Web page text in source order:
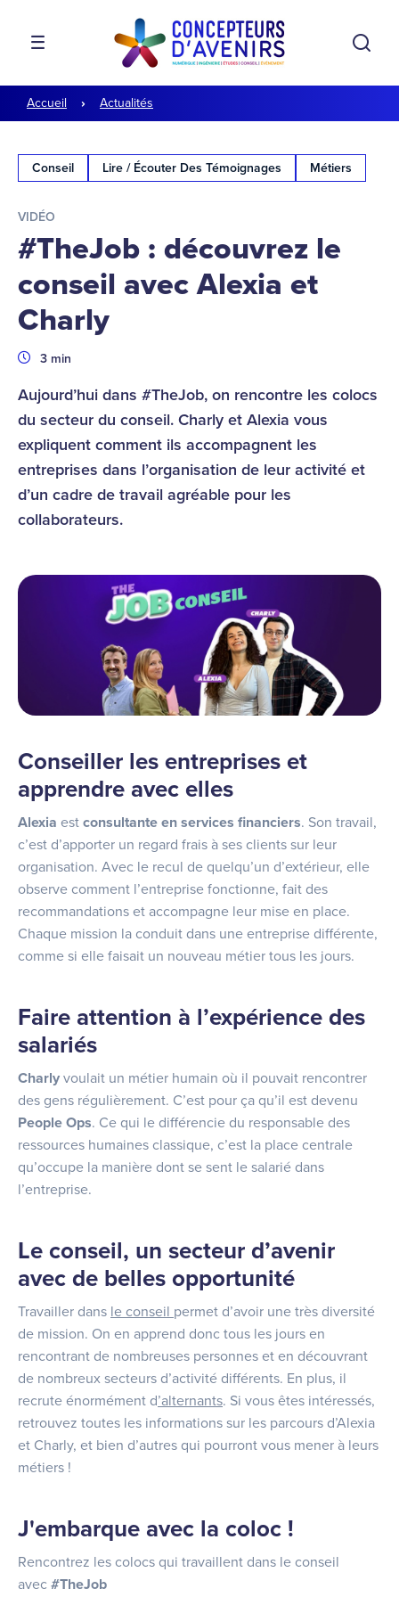
Aller au contenu
Aller à la navigation
MENU
Accueil Actualités
Conseil Lire / Écouter Des Témoignages Métiers
VIDÉO
#TheJob : découvrez le
conseil avec Alexia et
Charly
Durée
3 min
Aujourd’hui dans #TheJob, on rencontre les colocs
du secteur du conseil. Charly et Alexia vous
expliquent comment ils accompagnent les
entreprises dans l’organisation de leur activité et
d’un cadre de travail agréable pour les
collaborateurs.
Conseiller les entreprises et
apprendre avec elles
Alexia est consultante en services financiers. Son travail,
c’est d’apporter un regard frais à ses clients sur leur
organisation. Avec le recul de quelqu’un d’extérieur, elle
observe comment l’entreprise fonctionne, fait des
recommandations et accompagne leur mise en place.
Chaque mission la conduit dans une entreprise différente,
comme si elle faisait un nouveau métier tous les jours.
Faire attention à l’expérience des
salariés
Charly voulait un métier humain où il pouvait rencontrer
des gens régulièrement. C’est pour ça qu’il est devenu
People Ops. Ce qui le différencie du responsable des
ressources humaines classique, c’est la place centrale
qu’occupe la manière dont se sent le salarié dans
l’entreprise.
Le conseil, un secteur d’avenir
avec de belles opportunité
Travailler dans le conseil permet d’avoir une très diversité
de mission. On en apprend donc tous les jours en
rencontrant de nombreuses personnes et en découvrant
de nombreux secteurs d’activité différents. En plus, il
recrute énormément d’alternants. Si vous êtes intéressés,
retrouvez toutes les informations sur les parcours d’Alexia
et Charly, et bien d’autres qui pourront vous mener à leurs
métiers !
J'embarque avec la coloc !
Rencontrez les colocs qui travaillent dans le conseil
avec #TheJob